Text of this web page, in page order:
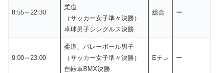
8:55～22:30
柔道
（サッカー女子準々決勝）
卓球男子シングルス決勝
総合 ー
9:00～23:00
柔道、バレーボール男子
（サッカー女子準々決勝）
自転車BMX決勝
Eテレ ー